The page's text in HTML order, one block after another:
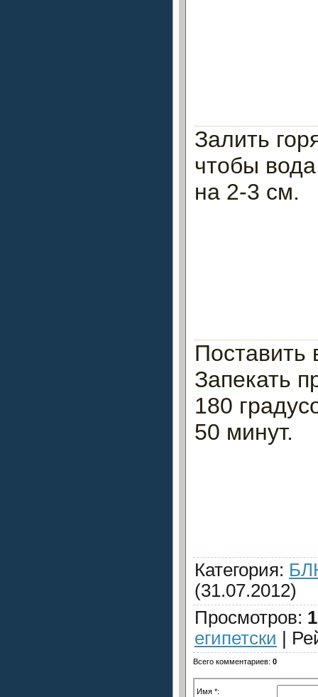
Залить
чтобы
на 2-3 см.
Поставить
Запекать
180
50 минут.
Категория:
(31.07.2012)
Просмотров:
египетски |
Всего комментариев: 0
Имя *: